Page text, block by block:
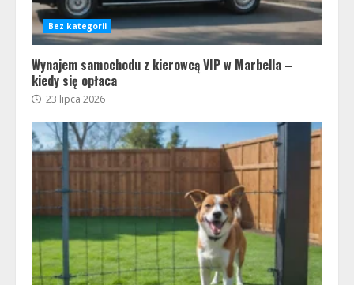
Bez kategorii
Wynajem samochodu z kierowcą VIP w Marbella –
kiedy się opłaca
23 lipca 2026